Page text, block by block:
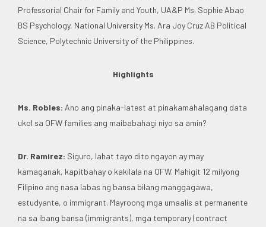
Professorial Chair for Family and Youth, UA&P Ms. Sophie Abao
BS Psychology, National University Ms. Ara Joy Cruz AB Political
Science, Polytechnic University of the Philippines.
Highlights
Ms. Robles: Ano ang pinaka-latest at pinakamahalagang data
ukol sa OFW families ang maibabahagi niyo sa amin?
Dr. Ramirez: Siguro, lahat tayo dito ngayon ay may
kamaganak, kapitbahay o kakilala na OFW. Mahigit 12 milyong
Filipino ang nasa labas ng bansa bilang manggagawa,
estudyante, o immigrant. Mayroong mga umaalis at permanente
na sa ibang bansa (immigrants), mga temporary (contract